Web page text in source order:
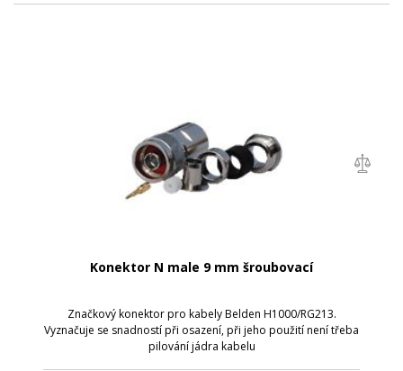
Konektor N male 9 mm šroubovací
Značkový konektor pro kabely Belden H1000/RG213.
Vyznačuje se snadností při osazení, při jeho použití není třeba
pilování jádra kabelu